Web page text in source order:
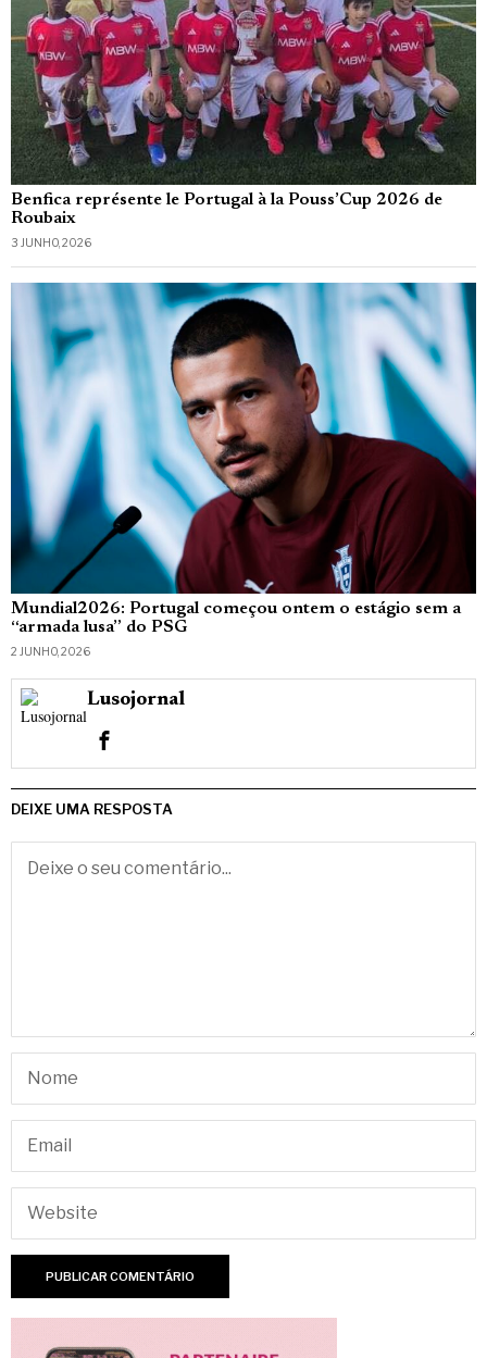
Benfica représente le Portugal à la Pouss’Cup 2026 de
Roubaix
3 JUNHO, 2026
Mundial2026: Portugal começou ontem o estágio sem a
“armada lusa” do PSG
2 JUNHO, 2026
Lusojornal
DEIXE UMA RESPOSTA